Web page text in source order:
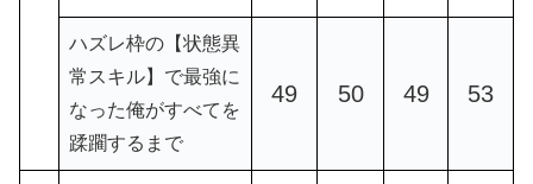
ハズレ枠の【状態異
常スキル】で最強に
なった俺がすべてを
蹂躙するまで
49 50 49 53